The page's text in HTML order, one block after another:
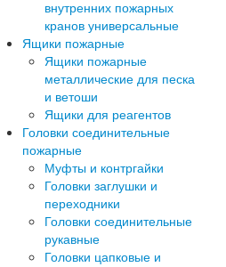
внутренних пожарных
кранов универсальные
Ящики пожарные
Ящики пожарные
металлические для песка
и ветоши
Ящики для реагентов
Головки соединительные
пожарные
Муфты и контргайки
Головки заглушки и
переходники
Головки соединительные
рукавные
Головки цапковые и